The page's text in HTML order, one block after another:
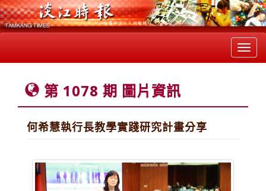
第 1078 期 圖片資訊
何希慧執行長教學實踐研究計畫分享